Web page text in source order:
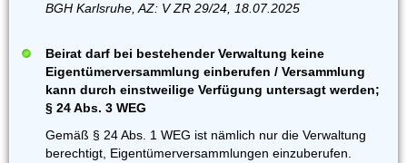
BGH Karlsruhe, AZ: V ZR 29/24, 18.07.2025
Beirat darf bei bestehender Verwaltung keine
Eigentümerversammlung einberufen / Versammlung
kann durch einstweilige Verfügung untersagt werden;
§ 24 Abs. 3 WEG
Gemäß § 24 Abs. 1 WEG ist nämlich nur die Verwaltung
berechtigt, Eigentümerversammlungen einzuberufen.